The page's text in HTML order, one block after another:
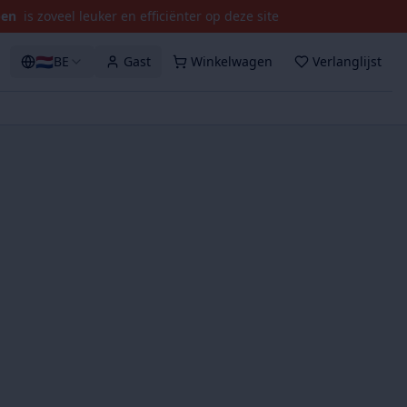
is zoveel leuker en efficiënter op deze site
🇳🇱BE Gast Winkelwagen Verlanglijst